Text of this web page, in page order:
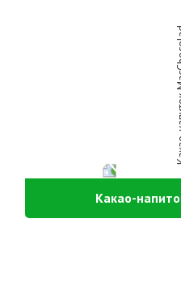
Какао-